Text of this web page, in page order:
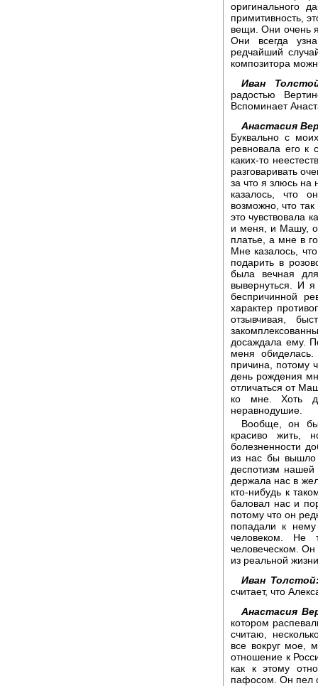
оригинального
примитивность,
вещи. Они очень
Они всегда
редчайший
композитора
Иван
радостью
Вспоминает
Анастасия
Буквально с
ревновала его к
каких-то
разговаривать
за что я злюсь
казалось, что
возможно, что
это чувствовала
и меня, и Машу,
платье, а мне в
Мне казалось,
подарить в
была вечная
вывернуться. И
беспричинной
характер
отзывчивая,
досаждала ему.
меня
причина, потому
день рождения
отличаться от
ко мне. Хоть
неравнодушие.
Вообще, он
красиво жить,
болезненности
из нас бы вышло
деспотизм
держала нас в
кто-нибудь к
баловал нас и
потому что он
попадали к
человеком. Не
человеческом. Он
из реальной
Иван
считает, что
Анастасия
котором
считаю,
все вокруг мое,
отношение к
как к этому
пафосом. Он пел